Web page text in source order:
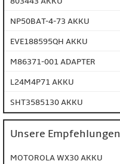
NP50BAT-4-73 AKKU
EVE188595QH AKKU
M86371-001 ADAPTER
L24M4P71 AKKU
SHT3585130 AKKU
Unsere Empfehlungen
MOTOROLA WX30 AKKU